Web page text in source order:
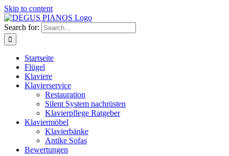
Skip to content
Search for:
Startseite
Flügel
Klaviere
Klavierservice
Restauration
Silent System nachrüsten
Klavierpflege Ratgeber
Klaviermöbel
Klavierbänke
Antike Sofas
Bewertungen